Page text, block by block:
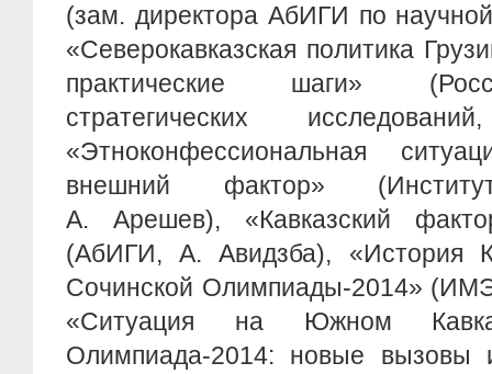
(зам. директора АбИГИ по
«Северокавказская политика
практические шаги»
стратегических
«Этноконфессиональная
внешний фактор»
А. Арешев), «Кавказский
(АбИГИ, А. Авидзба), «История
Сочинской Олимпиады-2014»
«Ситуация на Южном
Олимпиада-2014: новые вызовы